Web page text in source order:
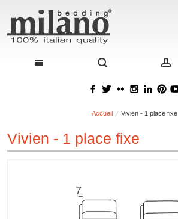
Accueil Vivien - 1 place fixe
Vivien - 1 place fixe